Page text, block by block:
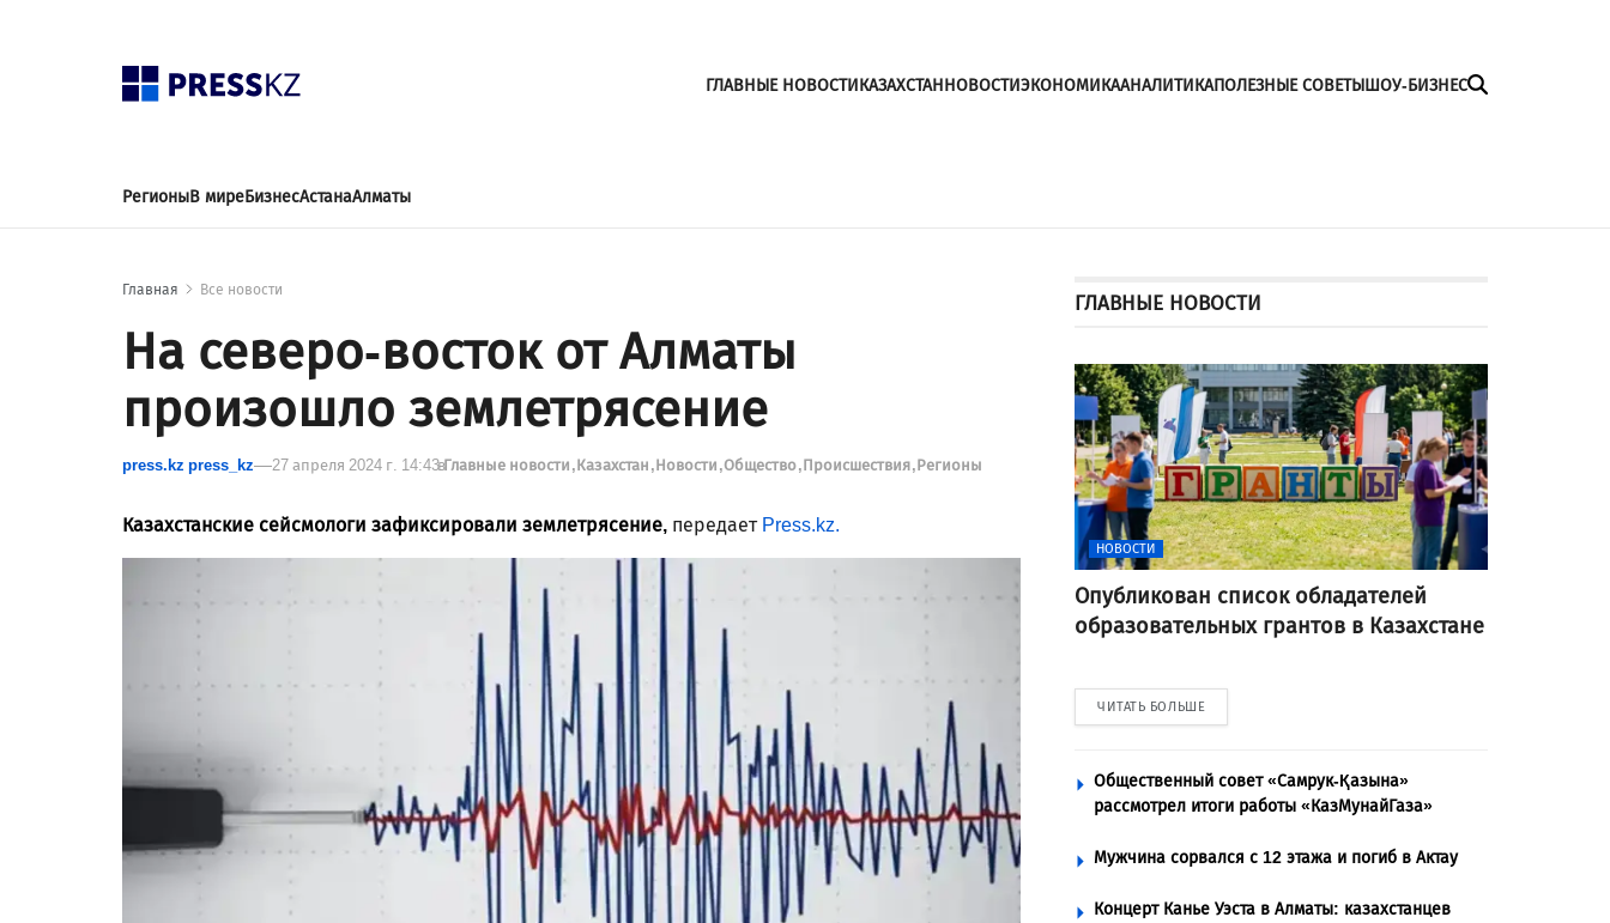
ГЛАВНЫЕ НОВОСТИКАЗАХСТАННОВОСТИЭКОНОМИКААНАЛИТИКАПОЛЕЗНЫЕ СОВЕТЫШОУ-БИЗНЕС
РегионыВ миреБизнесАстанаАлматы
Главная Все новости
На северо-восток от Алматы
произошло землетрясение
press.kz press_kz 27 апреля 2024 г. 14:43вГлавные новости Казахстан НовостиОбщество Происшествия Регионы
Казахстанские сейсмологи зафиксировали землетрясение, передает Press.kz.
ГЛАВНЫЕ НОВОСТИ
НОВОСТИ
Опубликован список обладателей
образовательных грантов в Казахстане
ЧИТАТЬ БОЛЬШЕ
Общественный совет «Самрук-Қазына»
рассмотрел итоги работы «КазМунайГаза»
Мужчина сорвался с 12 этажа и погиб в Актау
Концерт Канье Уэста в Алматы: казахстанцев